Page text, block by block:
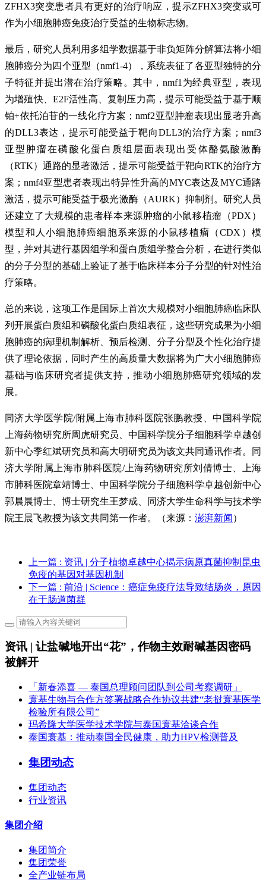
ZFHX3突变患者具有更好的治疗响应，提示ZFHX3突变或可
作为小细胞肺癌免疫治疗受益的生物标志物。
最后，研究人员利用多组学数据基于非负矩阵分解算法将小细
胞肺癌分为四个亚型（nmf1-4），系统表征了各亚型独特的分
子特征并提出潜在治疗策略。其中，nmf1为经典亚型，表现
为增殖快、E2F活性高、复制压力高，提示可能受益于基于顺
铂+依托泊苷的一线化疗方案；nmf2亚型肿瘤表现出显著升高
的DLL3表达，提示可能受益于靶向DLL3的治疗方案；nmf3
亚型肿瘤在磷酸化蛋白质组层面表现出受体酪氨酸激酶
（RTK）通路的显著激活，提示可能受益于靶向RTK的治疗方
案；nmf4亚型患者表现出特异性升高的MYC表达及MYC通路
激活，提示可能受益于极光激酶（AURK）抑制剂。研究人员
还建立了大规模的患者样本来源肿瘤的小鼠移植瘤（PDX）
模型和人小细胞肺癌细胞系来源的小鼠移植瘤（CDX）模
型，并对其进行基因组学和蛋白质组学整合分析，在进行类似
的分子分型的基础上验证了基于临床样本分子分型的针对性治
疗策略。
总的来说，这项工作是国际上首次大规模对小细胞肺癌临床队
列开展蛋白质组和磷酸化蛋白质组表征，这些研究成果为小细
胞肺癌的病理机制解析、预后检测、分子分型及个性化治疗提
供了理论依据，同时产生的高质量大数据将为广大小细胞肺癌
基础与临床研究者提供支持，推动小细胞肺癌研究领域的发
展。
同济大学医学院/附属上海市肺科医院张鹏教授、中国科学院
上海药物研究所周虎研究员、中国科学院分子细胞科学卓越创
新中心季红斌研究员和高大明研究员为该文共同通讯作者。同
济大学附属上海市肺科医院/上海药物研究所刘倩博士、上海
市肺科医院章靖博士、中国科学院分子细胞科学卓越创新中心
郭晨晨博士、博士研究生王梦成、同济大学生命科学与技术学
院王晨飞教授为该文共同第一作者。（来源： 澎湃新闻 ）
上一篇 : 资讯 | 分子植物卓越中心揭示病原真菌抑制昆虫
免疫的基因对基因机制
下一篇 : 前沿 | Science：癌症免疫疗法导致结肠炎，原因
在于肠道菌群
资讯 | 让盐碱地开出“花”，作物主效耐碱基因密码
被解开
「新春添喜 — 泰国总理顾问团队到公司考察调研」
寰基生物与合作方签署战略合作协议共建“老挝寰基医学
检验所有限公司”
玛希隆大学医学技术学院与泰国寰基洽谈合作
泰国寰基：推动泰国全民健康，助力HPV检测普及
集团动态
集团动态
行业资讯
集团介绍
集团简介
集团荣誉
全产业链布局